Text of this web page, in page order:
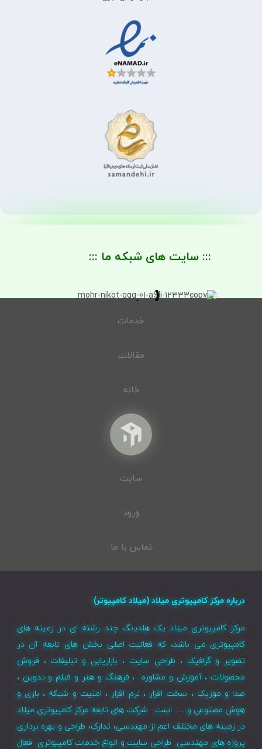
::: سایت های شبکه ما :::
خدمات
مقالات
خانه
سایت
ورود
تماس با ما
درباره مرکز کامپیوتری میلاد (میلاد کامپیوتر)
مرکز کامپیوتری میلاد یک هلدینگ چند رشته ای در زمینه های
کامپیوتری می باشد، که فعالیت اصلی بخش های تابعه آن در
تصویر و گرافیک ، طراحی سایت ، بازاریابی و تبلیغات ، فروش
محصولات ، آموزش و مشاوره ، فرهنگ و هنر و فیلم و تدوین ،
صدا و موزیک ، سخت افزار ، نرم افزار ، امنیت و شبکه ، بازی و
هوش مصنوعی و … است. شرکت های تابعه مرکز کامپیوتری میلاد
در زمینه های مختلف اعم از مهندسی، تدارک، طراحی و بهره برداری
پروژه های مهندسی طراحی سایت و انواع خدمات کامپیوتری فعال